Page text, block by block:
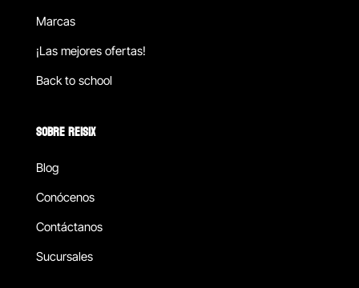
Marcas
¡Las mejores ofertas!
Back to school
SOBRE REISIX
Blog
Conócenos
Contáctanos
Sucursales